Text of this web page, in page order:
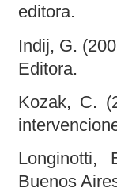
editora.
Indij, G.
Editora.
Kozak, C.
Longinotti,
Buenos